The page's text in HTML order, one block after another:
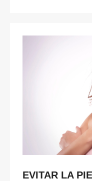
EVITAR LA